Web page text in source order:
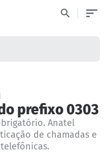
prefixo 0303
Anatel
de chamadas e